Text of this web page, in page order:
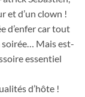
et d’un clown !
d’enfer car tout
soirée… Mais est-
essentiel
d’hôte !